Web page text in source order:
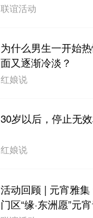
联谊活动
为什么男生一开始
面又逐渐冷淡？
红娘说
30岁以后，停止无
红娘说
活动回顾 | 元宵雅
门区“缘·东洲愿”元